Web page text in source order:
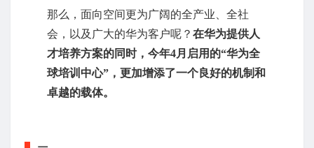
那么，面向空间更为广阔的全产业、全社
会，以及广大的华为客户呢？ 在华为提供人
才培养方案的同时，今年4月启用的“华为全
球培训中心”，更加增添了一个良好的机制和
卓越的载体。